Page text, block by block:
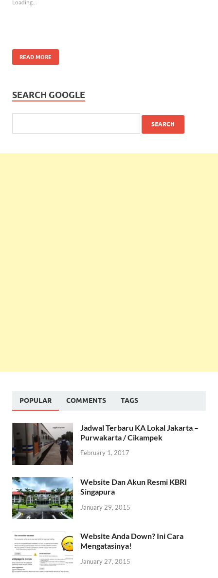
Loading...
READ MORE
SEARCH GOOGLE
POPULAR COMMENTS TAGS
Jadwal Terbaru KA Lokal Jakarta –
Purwakarta / Cikampek
February 1, 2017
Website Dan Akun Resmi KBRI
Singapura
January 29, 2015
Website Anda Down? Ini Cara
Mengatasinya!
January 27, 2015